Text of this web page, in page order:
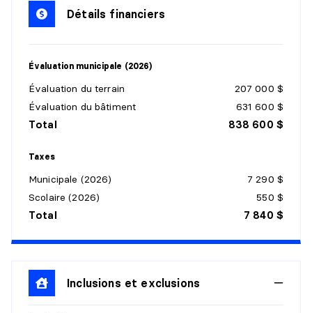
Dimensions :
6'7" X 8'1"
Revêtement :
SALON
Niveau :1er niveau/RDC
Dimensions :
CUISINE
Niveau :
Revêtement :Céramique
SALLE À MANGER
Détails financiers
Évaluation municipale (2026)
Évaluation du terrain
207 000 $
Évaluation du bâtiment
631 600 $
Total 838 600 $
Taxes
Municipale (2026)
7 290 $
Scolaire (2026)
550 $
Total 7 840 $
Inclusions et exclusions